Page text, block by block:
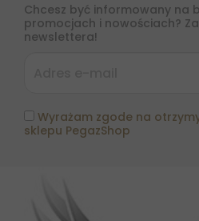
Chcesz być informowany na
promocjach i nowościach?
newslettera!
Wyrażam zgode na
sklepu PegazShop